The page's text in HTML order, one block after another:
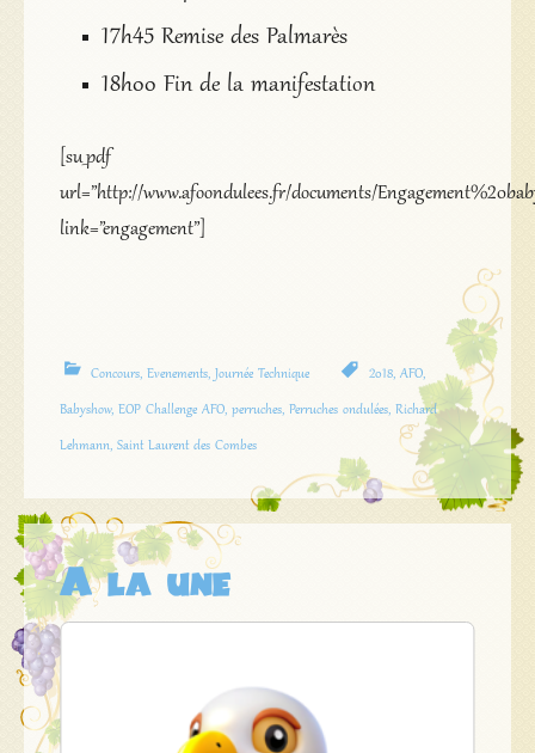
17h45 Remise des Palmarès
18h00 Fin de la manifestation
[su_pdf
url=”http://www.afoondulees.fr/documents/
link=”engagement”]
Concours, Evenements, Journée Technique 2018, AFO,
Babyshow, EOP Challenge AFO, perruches, Perruches ondulées, Richard
Lehmann, Saint Laurent des Combes
A la une